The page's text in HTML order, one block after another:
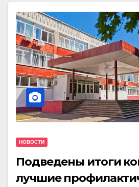
НОВОСТИ
Подведены итоги
лучшие